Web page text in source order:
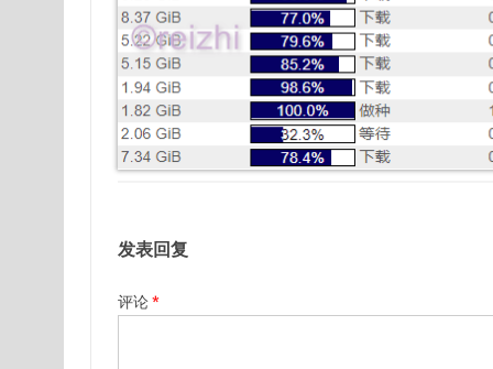
发表回复
评论*